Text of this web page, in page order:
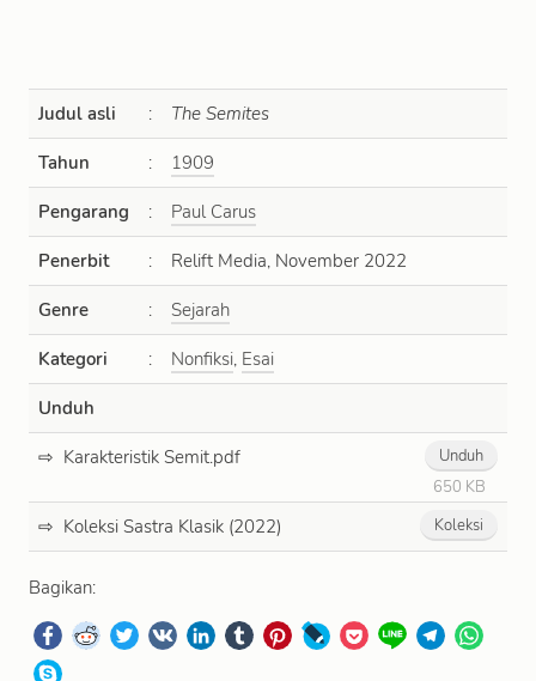
Judul asli : The Semites
Tahun : 1909
Pengarang : Paul Carus
Penerbit : Relift Media, November 2022
Genre : Sejarah
Kategori : Nonfiksi, Esai
Unduh
Unduh
650 KB
Karakteristik Semit.pdf
Koleksi
Koleksi Sastra Klasik (2022)
Bagikan: